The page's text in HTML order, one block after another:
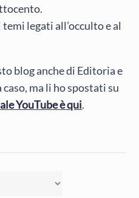
legati all’occulto e al
blog anche di Editoria e
ma li ho spostati su
YouTube è qui.